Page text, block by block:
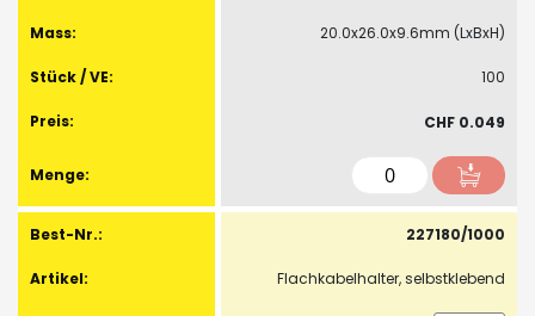
20.0x26.0x9.6mm (LxBxH)
100
CHF 0.049
227180/1000
Flachkabelhalter, selbstklebend